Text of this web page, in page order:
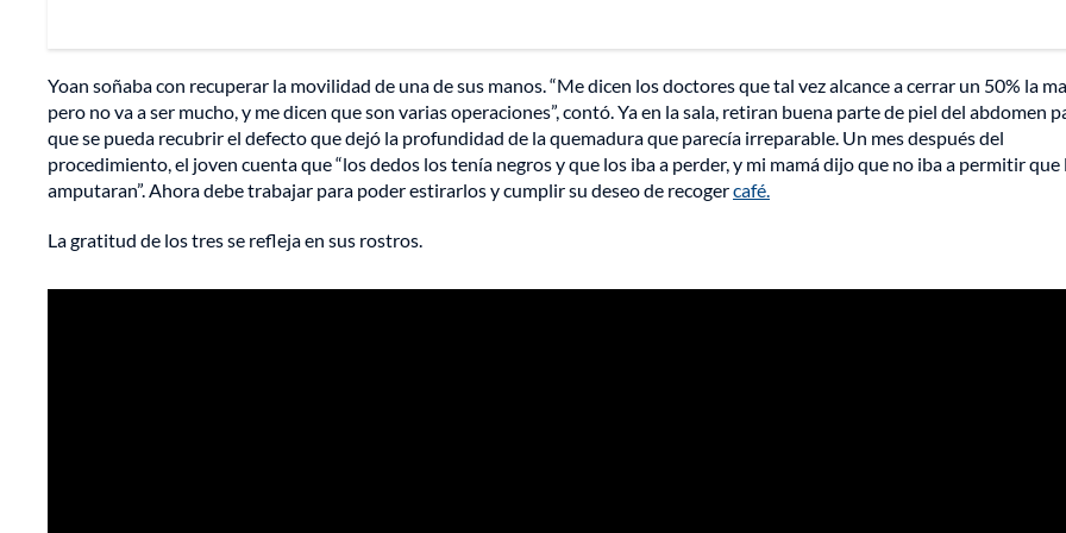
Yoan soñaba con recuperar la movilidad de una de sus manos. “Me dicen los doctores que tal vez alcance a cerrar un 50% la
pero no va a ser mucho, y me dicen que son varias operaciones”, contó. Ya en la sala, retiran buena parte de piel del abdomen
que se pueda recubrir el defecto que dejó la profundidad de la quemadura que parecía irreparable. Un mes después del
procedimiento, el joven cuenta que “los dedos los tenía negros y que los iba a perder, y mi mamá dijo que no iba a permitir que
amputaran”. Ahora debe trabajar para poder estirarlos y cumplir su deseo de recogercafé.
La gratitud de los tres se refleja en sus rostros.